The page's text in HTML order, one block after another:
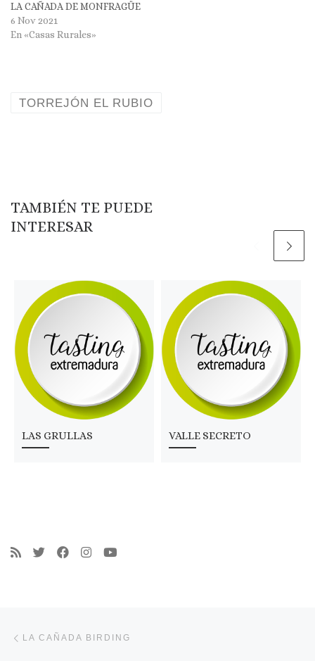
LA CAÑADA DE MONFRAGÜE
6 Nov 2021
En «Casas Rurales»
TORREJÓN EL RUBIO
TAMBIÉN TE PUEDE
INTERESAR
LAS GRULLAS VALLE SECRETO
LA CAÑADA BIRDING